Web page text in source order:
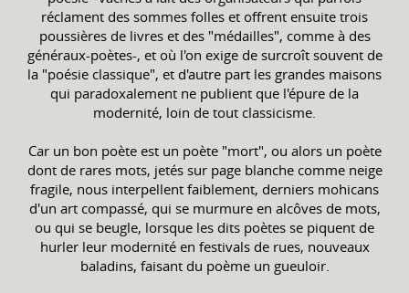
réclament des sommes folles et offrent ensuite trois
poussières de livres et des "médailles", comme à des
généraux-poètes-, et où l'on exige de surcroît souvent de
la "poésie classique", et d'autre part les grandes maisons
qui paradoxalement ne publient que l'épure de la
modernité, loin de tout classicisme.
Car un bon poète est un poète "mort", ou alors un poète
dont de rares mots, jetés sur page blanche comme neige
fragile, nous interpellent faiblement, derniers mohicans
d'un art compassé, qui se murmure en alcôves de mots,
ou qui se beugle, lorsque les dits poètes se piquent de
hurler leur modernité en festivals de rues, nouveaux
baladins, faisant du poème un gueuloir.